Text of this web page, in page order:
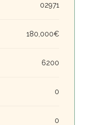
02971
180,000€
6200
0
0